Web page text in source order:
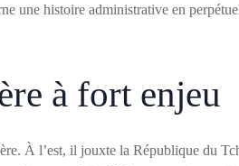
une histoire administrative en
à fort enjeu
À l’est, il jouxte la République du